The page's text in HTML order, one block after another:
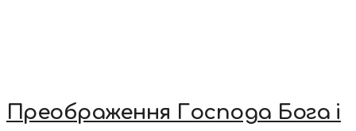
Преображення Господа Бога і